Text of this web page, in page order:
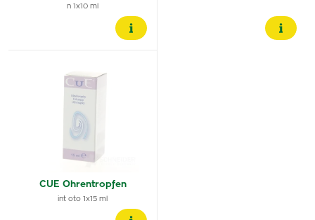
n 1x10 ml
CUE Ohrentropfen
int oto 1x15 ml